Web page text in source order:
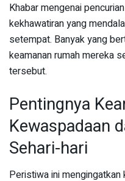
Khabar mengenai
kekhawatiran yang
setempat. Banyak yang
keamanan rumah mereka
tersebut.
Pentingnya
Kewaspadaan
Sehari-hari
Peristiwa ini